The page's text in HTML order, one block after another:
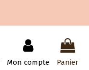
Mon compte Panier